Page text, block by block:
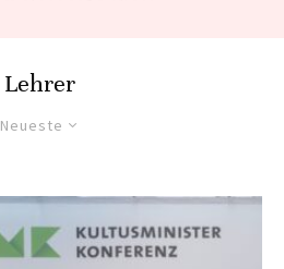
Lehrer
Neueste